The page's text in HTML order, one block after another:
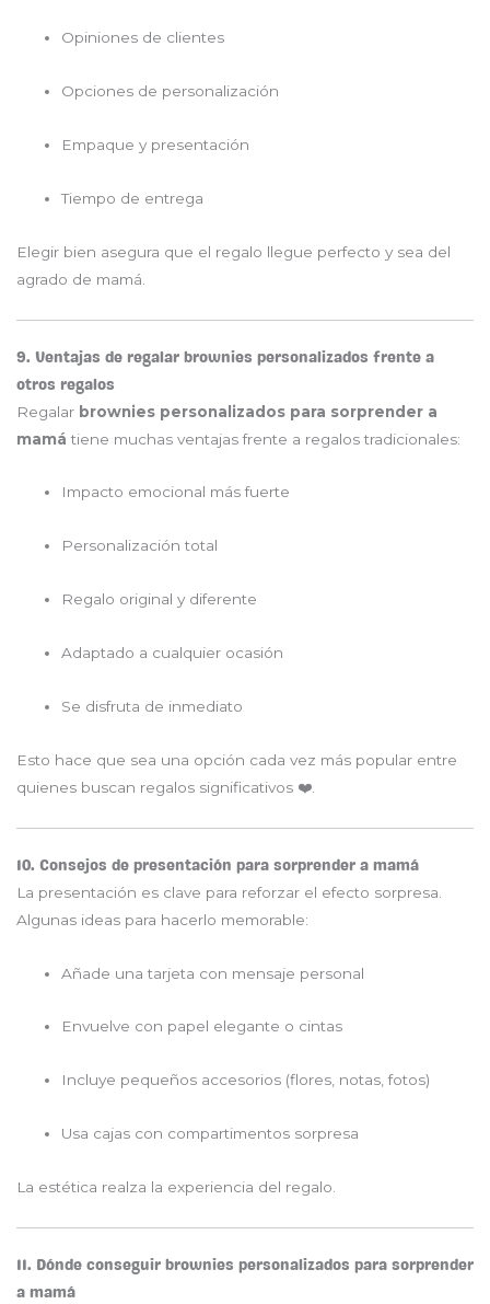
Opiniones de clientes
Opciones de personalización
Empaque y presentación
Tiempo de entrega
Elegir bien asegura que el regalo llegue perfecto y sea del
agrado de mamá.
9. Ventajas de regalar brownies personalizados frente a
otros regalos
Regalar brownies personalizados para sorprender a
mamá tiene muchas ventajas frente a regalos tradicionales:
Impacto emocional más fuerte
Personalización total
Regalo original y diferente
Adaptado a cualquier ocasión
Se disfruta de inmediato
Esto hace que sea una opción cada vez más popular entre
quienes buscan regalos significativos ❤️.
10. Consejos de presentación para sorprender a mamá
La presentación es clave para reforzar el efecto sorpresa.
Algunas ideas para hacerlo memorable:
Añade una tarjeta con mensaje personal
Envuelve con papel elegante o cintas
Incluye pequeños accesorios (flores, notas, fotos)
Usa cajas con compartimentos sorpresa
La estética realza la experiencia del regalo.
11. Dónde conseguir brownies personalizados para sorprender
a mamá